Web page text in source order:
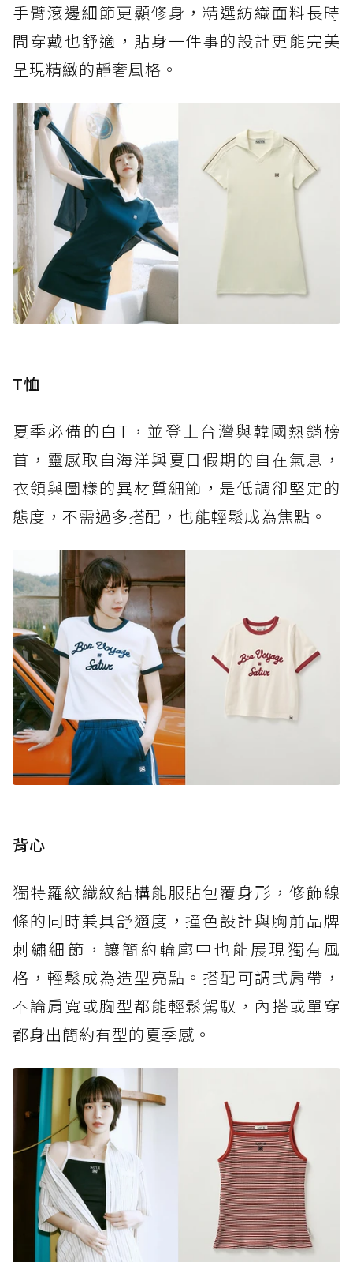
手臂滾邊細節更顯修身，精選紡織面料長時
間穿戴也舒適，貼身一件事的設計更能完美
呈現精緻的靜奢風格。
T恤
夏季必備的白T，並登上台灣與韓國熱銷榜
首，靈感取自海洋與夏日假期的自在氣息，
衣領與圖樣的異材質細節，是低調卻堅定的
態度，不需過多搭配，也能輕鬆成為焦點。
背心
獨特羅紋織紋結構能服貼包覆身形，修飾線
條的同時兼具舒適度，撞色設計與胸前品牌
刺繡細節，讓簡約輪廓中也能展現獨有風
格，輕鬆成為造型亮點。搭配可調式肩帶，
不論肩寬或胸型都能輕鬆駕馭，內搭或單穿
都身出簡約有型的夏季感。